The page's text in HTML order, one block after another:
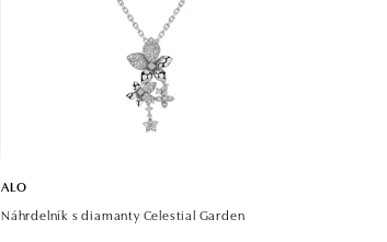
ALO
Náhrdelník s diamanty Celestial Garden